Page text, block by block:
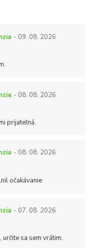
- 09. 08. 2026
- 08. 08. 2026
prijateľná.
- 08. 08. 2026
očakávanie
- 07. 08. 2026
sa sem vrátim.